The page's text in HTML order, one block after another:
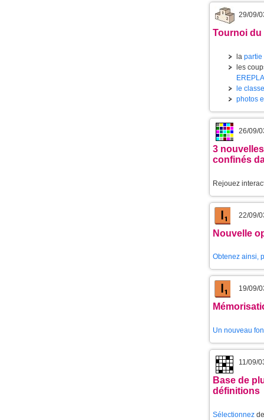
29/09/
Tournoi du
la partie
les
le
photos
26/09/
3
confinés
Rejouez
22/09/
Nouvelle
Obtenez ainsi,
19/09/
Un nouveau
11/09/
Base de
définitions
Sélectionnez